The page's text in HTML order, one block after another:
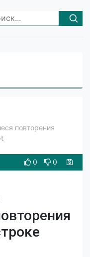
повторения
0 0